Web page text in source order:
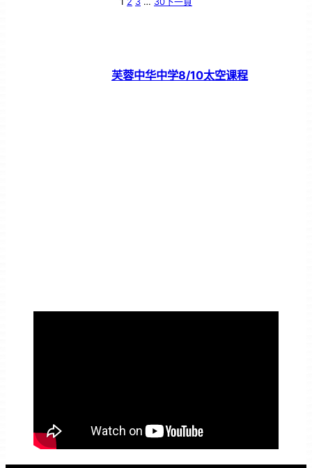
芙蓉中华中学8/10太空课程